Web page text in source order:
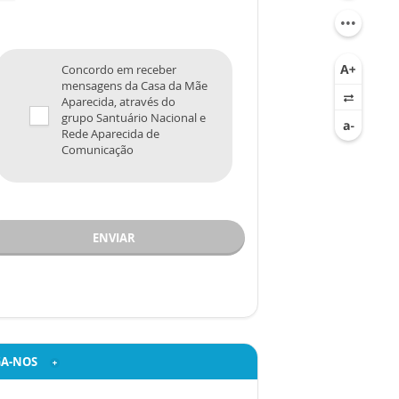
Concordo em receber
mensagens da Casa da Mãe
Aparecida, através do
grupo Santuário Nacional e
Rede Aparecida de
Comunicação
ENVIAR
NOS